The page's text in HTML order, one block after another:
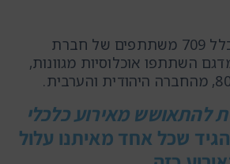
פאנל אינטרנטי שכלל 709 משתתפים של חברת
השתתפו אוכלוסיות מגוונות,
להתאושש מאירוע כלכלי
שכל אחד מאיתנו עלול